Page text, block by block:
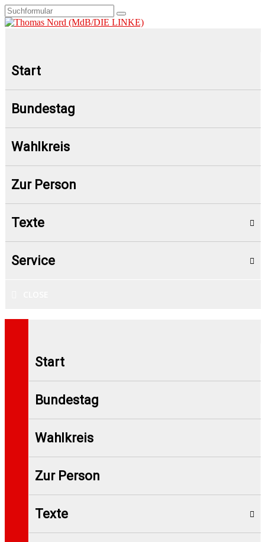
Start
Bundestag
Wahlkreis
Zur Person
Texte
Service
Start
Bundestag
Wahlkreis
Zur Person
Texte